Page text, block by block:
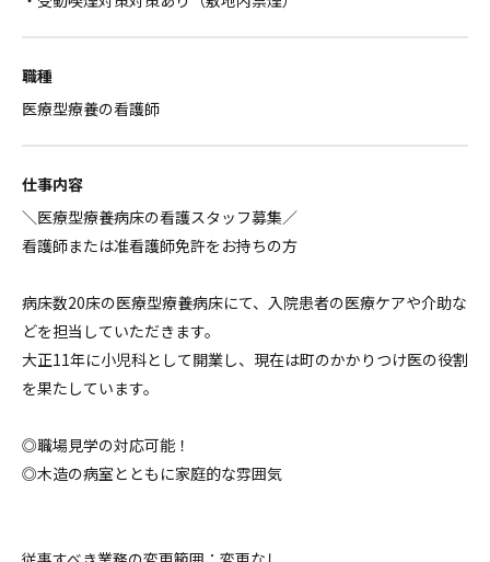
職種
医療型療養の看護師
仕事内容
＼医療型療養病床の看護スタッフ募集／
看護師または准看護師免許をお持ちの方
病床数20床の医療型療養病床にて、入院患者の医療ケアや介助な
どを担当していただきます。
大正11年に小児科として開業し、現在は町のかかりつけ医の役割
を果たしています。
◎職場見学の対応可能！
◎木造の病室とともに家庭的な雰囲気